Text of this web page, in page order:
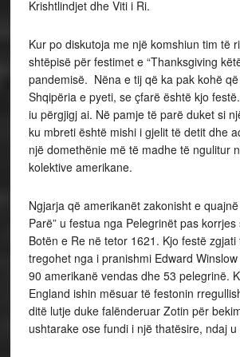
Krishtlindjet dhe Viti i Ri.
Kur po diskutoja me një komshiun tim të
shtëpisë për festimet e “Thanksgiving
pandemisë. Nëna e tij që ka pak kohë
Shqipëria e pyeti, se çfarë është kjo
iu përgjigj ai. Në pamje të parë duket si
ku mbreti është mishi i gjelit të detit dhe
një domethënie më të madhe të ngulitur
kolektive amerikane.
Ngjarja që amerikanët zakonisht e
Parë” u festua nga Pelegrinët pas
Botën e Re në tetor 1621. Kjo festë
tregohet nga i pranishmi Edward
90 amerikanë vendas dhe 53 pelegrinë.
England ishin mësuar të festonin
ditë lutje duke falënderuar Zotin për
ushtarake ose fundi i një thatësire, ndaj